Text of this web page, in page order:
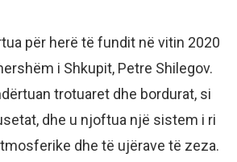
për herë të fundit në vitin 2020
i Shkupit, Petre Shilegov.
trotuaret dhe bordurat, si
dhe u njoftua një sistem i ri
dhe të ujërave të zeza.